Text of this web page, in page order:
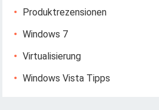
Produktrezensionen
Windows 7
Virtualisierung
Windows Vista Tipps